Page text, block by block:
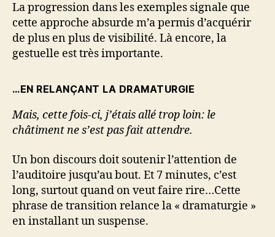
La progression dans les exemples signale que
cette approche absurde m’a permis d’acquérir
de plus en plus de visibilité. Là encore, la
gestuelle est très importante.
…EN RELANÇANT LA DRAMATURGIE
Mais, cette fois-ci, j’étais allé trop loin: le
châtiment ne s’est pas fait attendre.
Un bon discours doit soutenir l’attention de
l’auditoire jusqu’au bout. Et 7 minutes, c’est
long, surtout quand on veut faire rire…Cette
phrase de transition relance la « dramaturgie »
en installant un suspense.